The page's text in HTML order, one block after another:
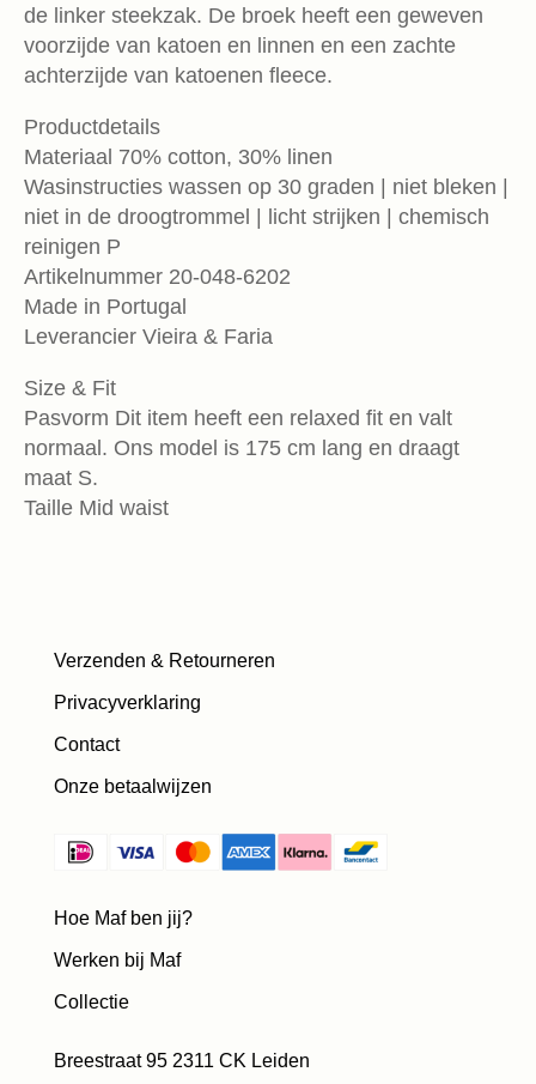
de linker steekzak. De broek heeft een geweven
voorzijde van katoen en linnen en een zachte
achterzijde van katoenen fleece.
Productdetails
Materiaal 70% cotton, 30% linen
Wasinstructies wassen op 30 graden | niet bleken |
niet in de droogtrommel | licht strijken | chemisch
reinigen P
Artikelnummer 20-048-6202
Made in Portugal
Leverancier Vieira & Faria
Size & Fit
Pasvorm Dit item heeft een relaxed fit en valt
normaal. Ons model is 175 cm lang en draagt
maat S.
Taille Mid waist
Verzenden & Retourneren
Privacyverklaring
Contact
Onze betaalwijzen
Hoe Maf ben jij?
Werken bij Maf
Collectie
Breestraat 95 2311 CK Leiden